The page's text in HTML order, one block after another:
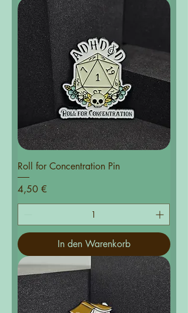
Roll for Concentration Pin
Preis
4,50 €
In den Warenkorb